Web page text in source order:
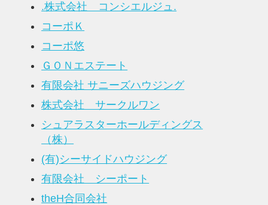
.株式会社 コンシエルジュ.
コーポＫ
コーポ悠
ＧＯＮエステート
有限会社 サニーズハウジング
株式会社 サークルワン
シュアラスターホールディングス
（株）
(有)シーサイドハウジング
有限会社 シーポート
theH合同会社